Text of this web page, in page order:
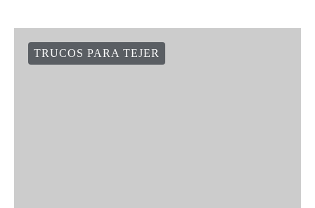
TRUCOS PARA TEJER